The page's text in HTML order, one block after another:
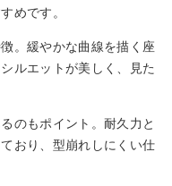
めです。
。緩やかな曲線を描く座
ルエットが美しく、見た
のもポイント。耐久力と
おり、型崩れしにくい仕